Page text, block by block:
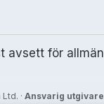
avsett för
· Ansvarig